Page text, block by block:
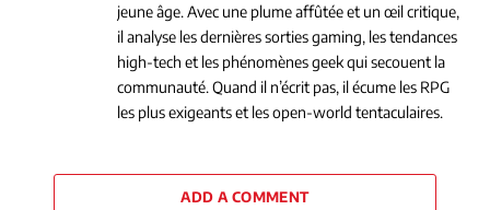
jeune âge. Avec une plume affûtée et un œil critique,
il analyse les dernières sorties gaming, les tendances
high-tech et les phénomènes geek qui secouent la
communauté. Quand il n’écrit pas, il écume les RPG
les plus exigeants et les open-world tentaculaires.
ADD A COMMENT